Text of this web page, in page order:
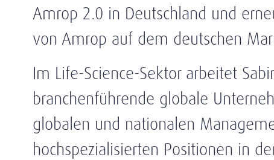
Amrop 2.0 in Deutschland und
von Amrop auf dem deutschen
Im Life-Science-Sektor arbeitet
branchenführende globale
globalen und nationalen
hochspezialisierten Positionen in